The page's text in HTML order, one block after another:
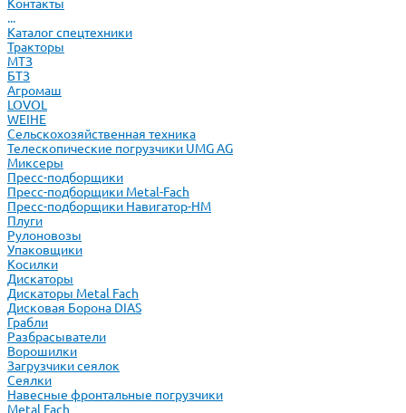
Контакты
...
Каталог спецтехники
Тракторы
МТЗ
БТЗ
Агромаш
LOVOL
WEIHE
Сельскохозяйственная техника
Телескопические погрузчики UMG AG
Миксеры
Пресс-подборщики
Пресс-подборщики Metal-Fach
Пресс-подборщики Навигатор-НМ
Плуги
Рулоновозы
Упаковщики
Косилки
Дискаторы
Дискаторы Metal Fach
Дисковая Борона DIAS
Грабли
Разбрасыватели
Ворошилки
Загрузчики сеялок
Сеялки
Навесные фронтальные погрузчики
Metal Fach